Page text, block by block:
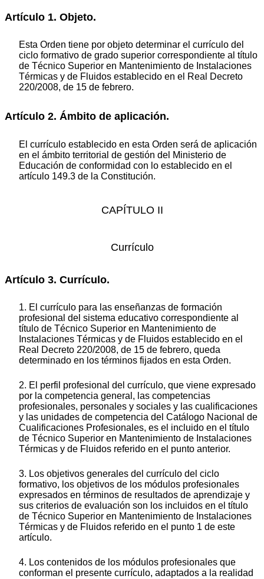
Artículo 1. Objeto.
Esta Orden tiene por objeto determinar el currículo del
ciclo formativo de grado superior correspondiente al título
de Técnico Superior en Mantenimiento de Instalaciones
Térmicas y de Fluidos establecido en el Real Decreto
220/2008, de 15 de febrero.
Artículo 2. Ámbito de aplicación.
El currículo establecido en esta Orden será de aplicación
en el ámbito territorial de gestión del Ministerio de
Educación de conformidad con lo establecido en el
artículo 149.3 de la Constitución.
CAPÍTULO II
Currículo
Artículo 3. Currículo.
1. El currículo para las enseñanzas de formación
profesional del sistema educativo correspondiente al
título de Técnico Superior en Mantenimiento de
Instalaciones Térmicas y de Fluidos establecido en el
Real Decreto 220/2008, de 15 de febrero, queda
determinado en los términos fijados en esta Orden.
2. El perfil profesional del currículo, que viene expresado
por la competencia general, las competencias
profesionales, personales y sociales y las cualificaciones
y las unidades de competencia del Catálogo Nacional de
Cualificaciones Profesionales, es el incluido en el título
de Técnico Superior en Mantenimiento de Instalaciones
Térmicas y de Fluidos referido en el punto anterior.
3. Los objetivos generales del currículo del ciclo
formativo, los objetivos de los módulos profesionales
expresados en términos de resultados de aprendizaje y
sus criterios de evaluación son los incluidos en el título
de Técnico Superior en Mantenimiento de Instalaciones
Térmicas y de Fluidos referido en el punto 1 de este
artículo.
4. Los contenidos de los módulos profesionales que
conforman el presente currículo, adaptados a la realidad